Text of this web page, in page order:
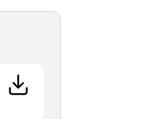
une nouvelle fenêtre)